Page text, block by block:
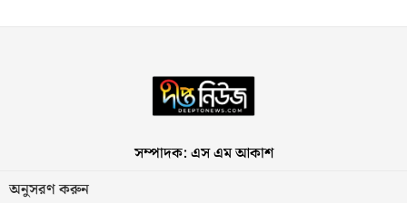
সম্পাদক: এস এম আকাশ
অনুসরণ করুন